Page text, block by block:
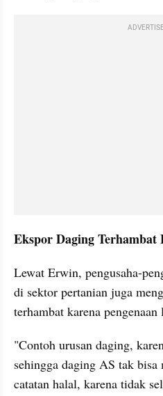
Ekspor Daging Terhambat
Lewat Erwin, pengusaha-
di sektor pertanian juga
terhambat karena
"Contoh urusan daging,
sehingga daging AS tak bisa
catatan halal, karena tidak